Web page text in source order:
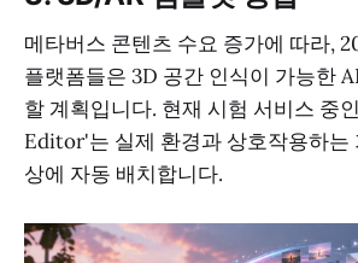
메타버스 콘텐츠 수요 증가에 따라,
플랫폼들은 3D 공간 인식이 가능한
할 계획입니다. 현재 시험 서비스 중
Editor'는 실제 환경과 상호작용하는
상에 자동 배치합니다.